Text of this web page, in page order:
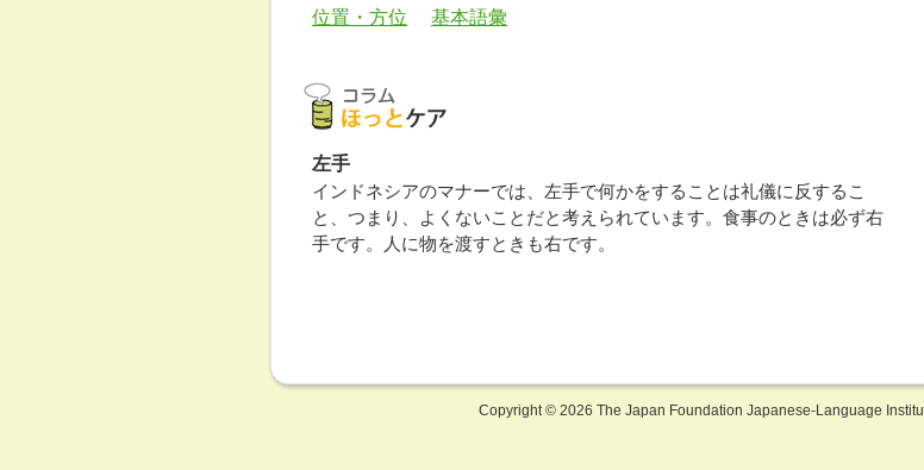
位置・方位 基本語彙
左手
インドネシアのマナーでは、左手で何かをすることは礼儀に反するこ
と、つまり、よくないことだと考えられています。食事のときは必ず右
手です。人に物を渡すときも右です。
Copyright © 2026 The Japan Foundation Japanese-Language